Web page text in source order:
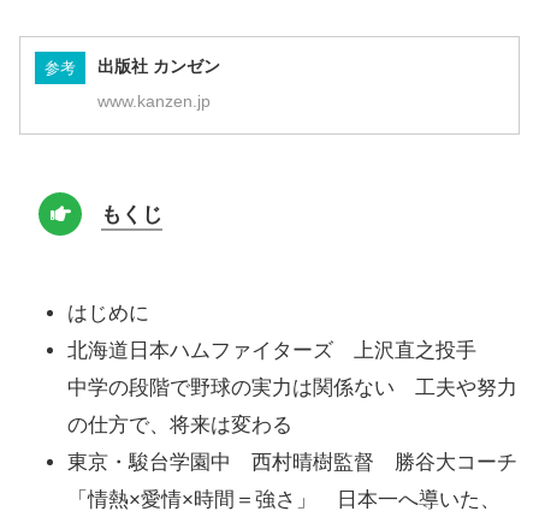
参考 出版社 カンゼン
www.kanzen.jp
もくじ
はじめに
北海道日本ハムファイターズ 上沢直之投手
中学の段階で野球の実力は関係ない 工夫や努力
の仕方で、将来は変わる
東京・駿台学園中 西村晴樹監督 勝谷大コーチ
「情熱×愛情×時間＝強さ」 日本一へ導いた、